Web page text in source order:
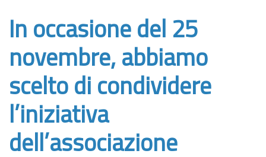
In occasione del 25
novembre, abbiamo
scelto di condividere
l’iniziativa
dell’associazione